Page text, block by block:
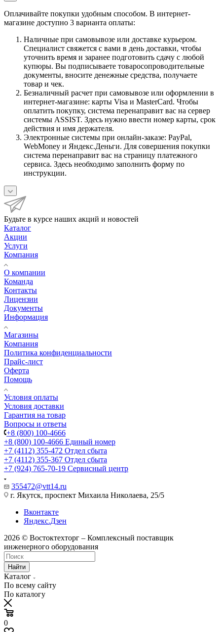
Оплачивайте покупки удобным способом. В интернет-
магазине доступно 3 варианта оплаты:
Наличные при самовывозе или доставке курьером.
Специалист свяжется с вами в день доставки, чтобы
уточнить время и заранее подготовить сдачу с любой
купюры. Вы подписываете товаросопроводительные
документы, вносите денежные средства, получаете
товар и чек.
Безналичный расчет при самовывозе или оформлении в
интернет-магазине: карты Visa и MasterCard. Чтобы
оплатить покупку, система перенаправит вас на сервер
системы ASSIST. Здесь нужно ввести номер карты, срок
действия и имя держателя.
Электронные системы при онлайн-заказе: PayPal,
WebMoney и Яндекс.Деньги. Для совершения покупки
система перенаправит вас на страницу платежного
сервиса. Здесь необходимо заполнить форму по
инструкции.
Будьте в курсе наших акций и новостей
Каталог
Акции
Услуги
Компания
О компании
Команда
Контакты
Лицензии
Документы
Информация
Магазины
Компания
Политика конфиденциальности
Прайс-лист
Оферта
Помощь
Условия оплаты
Условия доставки
Гарантия на товар
Вопросы и ответы
+8 (800) 100-4666
+8 (800) 100-4666 Единый номер
+7 (4112) 355-472 Отдел сбыта
+7 (4112) 355-367 Отдел сбыта
+7 (924) 765-70-19 Сервисный центр
355472@vtt14.ru
г. Якутск, проспект Михаила Николаева, 25/5
Вконтакте
Яндекс.Дзен
2026 © Востоктехторг – Комплексный поставщик
инженерного оборудования
Найти
Каталог
По всему сайту
По каталогу
0